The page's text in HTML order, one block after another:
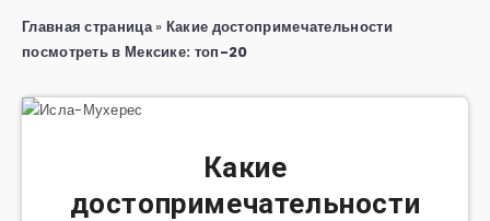
Главная страница» Какие достопримечательности
посмотреть в Мексике: топ-20
Какие
достопримечательности